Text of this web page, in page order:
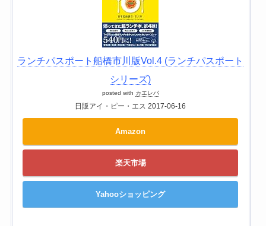
ランチパスポート船橋市川版Vol.4 (ランチパスポート
シリーズ)
posted with カエレバ
日販アイ・ピー・エス 2017-06-16
Amazon
楽天市場
Yahooショッピング